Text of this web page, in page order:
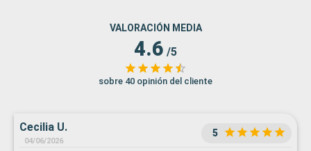
VALORACIÓN MEDIA
4.6 /5
sobre 40 opinión del cliente
Cecilia U.
04/06/2026
5